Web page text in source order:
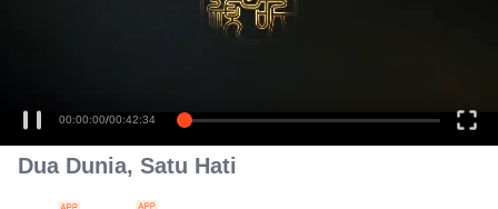
Tonton dengan kualitas tinggi dan lancar
00:00:00/00:42:34
Dua Dunia, Satu Hati